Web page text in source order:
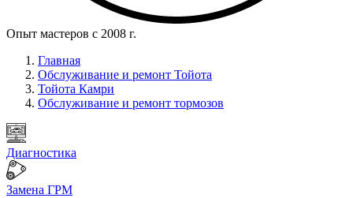
Опыт мастеров с 2008 г.
Главная
Обслуживание и ремонт Тойота
Тойота Камри
Обслуживание и ремонт тормозов
Диагностика
Замена ГРМ